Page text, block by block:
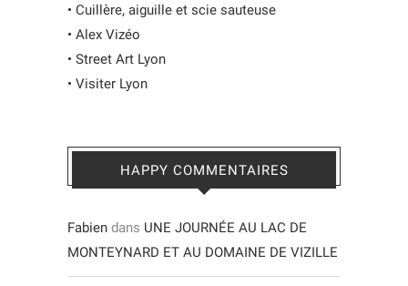
• Cuillère, aiguille et scie sauteuse
• Alex Vizéo
• Street Art Lyon
• Visiter Lyon
HAPPY COMMENTAIRES
Fabien dans UNE JOURNÉE AU LAC DE
MONTEYNARD ET AU DOMAINE DE VIZILLE